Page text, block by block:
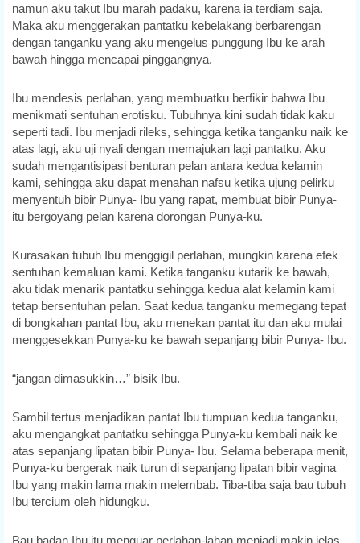
namun aku takut Ibu marah padaku, karena ia terdiam saja.
Maka aku menggerakan pantatku kebelakang berbarengan
dengan tanganku yang aku mengelus punggung Ibu ke arah
bawah hingga mencapai pinggangnya.
Ibu mendesis perlahan, yang membuatku berfikir bahwa Ibu
menikmati sentuhan erotisku. Tubuhnya kini sudah tidak kaku
seperti tadi. Ibu menjadi rileks, sehingga ketika tanganku naik ke
atas lagi, aku uji nyali dengan memajukan lagi pantatku. Aku
sudah mengantisipasi benturan pelan antara kedua kelamin
kami, sehingga aku dapat menahan nafsu ketika ujung pelirku
menyentuh bibir Punya- Ibu yang rapat, membuat bibir Punya-
itu bergoyang pelan karena dorongan Punya-ku.
Kurasakan tubuh Ibu menggigil perlahan, mungkin karena efek
sentuhan kemaluan kami. Ketika tanganku kutarik ke bawah,
aku tidak menarik pantatku sehingga kedua alat kelamin kami
tetap bersentuhan pelan. Saat kedua tanganku memegang tepat
di bongkahan pantat Ibu, aku menekan pantat itu dan aku mulai
menggesekkan Punya-ku ke bawah sepanjang bibir Punya- Ibu.
“jangan dimasukkin…” bisik Ibu.
Sambil tertus menjadikan pantat Ibu tumpuan kedua tanganku,
aku mengangkat pantatku sehingga Punya-ku kembali naik ke
atas sepanjang lipatan bibir Punya- Ibu. Selama beberapa menit,
Punya-ku bergerak naik turun di sepanjang lipatan bibir vagina
Ibu yang makin lama makin melembab. Tiba-tiba saja bau tubuh
Ibu tercium oleh hidungku.
Bau badan Ibu itu menguar perlahan-lahan menjadi makin jelas,